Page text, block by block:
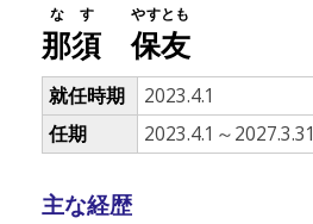
那須
なす
保友
やすとも
就任時期
2023.4.1
任期
2023.4.1～2027.3.31
主な経歴